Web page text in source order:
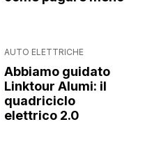
AUTO ELETTRICHE
Abbiamo guidato
Linktour Alumi: il
quadriciclo
elettrico 2.0